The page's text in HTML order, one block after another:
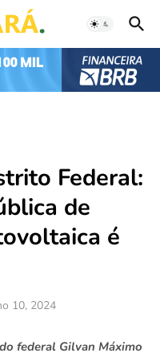
Federal:
de
é
10, 2024
federal Gilvan Máximo